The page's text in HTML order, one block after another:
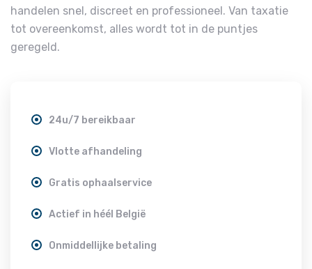
handelen snel, discreet en professioneel. Van taxatie
tot overeenkomst, alles wordt tot in de puntjes
geregeld.
24u/7 bereikbaar
Vlotte afhandeling
Gratis ophaalservice
Actief in héél België
Onmiddellijke betaling